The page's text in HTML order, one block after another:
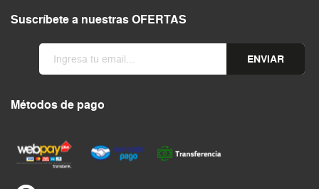
Suscríbete a nuestras OFERTAS
ENVIAR
Métodos de pago